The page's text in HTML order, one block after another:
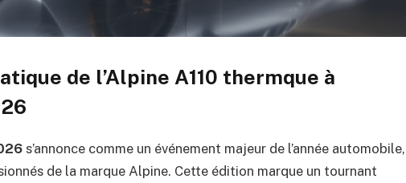
de l’Alpine A110 thermque à
s’annonce comme un événement majeur de l’année automobile,
de la marque Alpine. Cette édition marque un tournant